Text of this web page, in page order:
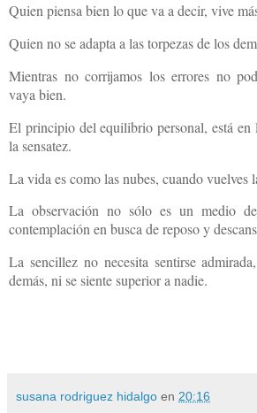
Quien piensa bien lo que va a decir, vive
Quien no se adapta a las torpezas de los
Mientras no corrijamos los errores no
vaya bien.
El principio del equilibrio personal, está en
la sensatez.
La vida es como las nubes, cuando vuelves
La observación no sólo es un medio
contemplación en busca de reposo y
La sencillez no necesita sentirse
demás, ni se siente superior a nadie.
susana rodriguez hidalgo en 20:16